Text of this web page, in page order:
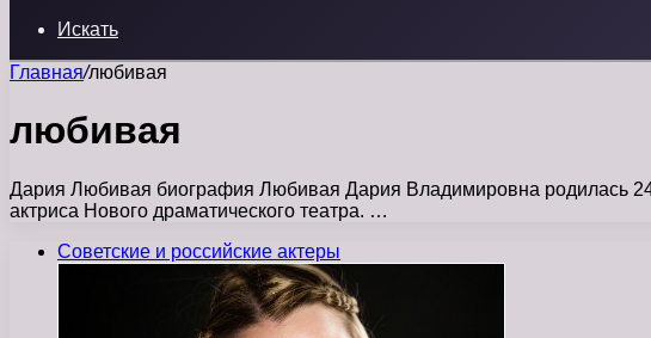
Искать
Главная/любивая
любивая
Дария Любивая биография Любивая Дария Владимировна родилась
актриса Нового драматического театра. …
Советские и российские актеры